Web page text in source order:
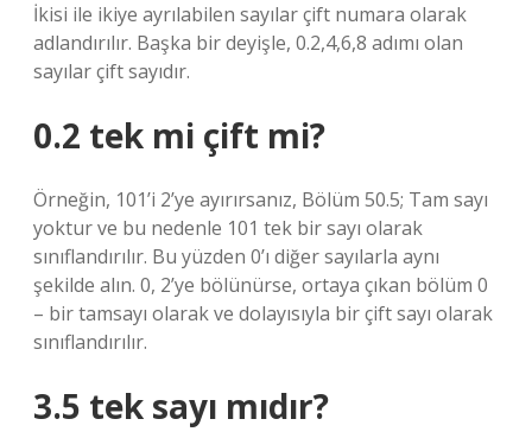
İkisi ile ikiye ayrılabilen sayılar çift numara olarak
adlandırılır. Başka bir deyişle, 0.2,4,6,8 adımı olan
sayılar çift sayıdır.
0.2 tek mi çift mi?
Örneğin, 101’i 2’ye ayırırsanız, Bölüm 50.5; Tam sayı
yoktur ve bu nedenle 101 tek bir sayı olarak
sınıflandırılır. Bu yüzden 0’ı diğer sayılarla aynı
şekilde alın. 0, 2’ye bölünürse, ortaya çıkan bölüm 0
– bir tamsayı olarak ve dolayısıyla bir çift sayı olarak
sınıflandırılır.
3.5 tek sayı mıdır?